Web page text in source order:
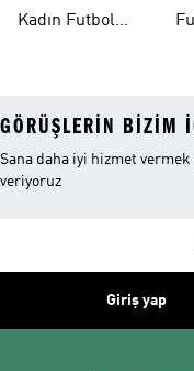
Kadın Futbol
GÖRÜŞLERIN BIZIM
Sana daha iyi hizmet
veriyoruz
Giriş yap